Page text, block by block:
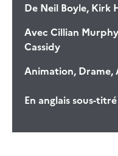
De Neil Boyle, Kirk
AvecCillian
Cassidy
Animation, Drame,
En anglais sous-